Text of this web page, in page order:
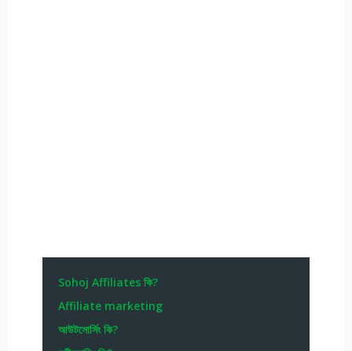
Sohoj Affiliates কি?
Affiliate marketing
আউটসোর্সিং কি?